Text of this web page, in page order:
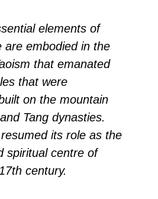
elements of
are embodied in the
that emanated
that were
on the mountain
Tang dynasties.
its role as the
spiritual centre of
century.